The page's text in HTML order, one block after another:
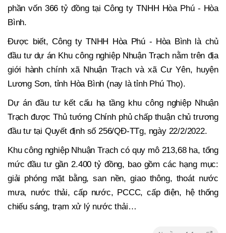
phần vốn 366 tỷ đồng tại Công ty TNHH Hòa Phú - Hòa
Bình.
Được biết, Công ty TNHH Hòa Phú - Hòa Bình là chủ
đầu tư dự án Khu công nghiệp Nhuận Trạch nằm trên địa
giới hành chính xã Nhuận Trạch và xã Cư Yên, huyện
Lương Sơn, tỉnh Hòa Bình (nay là tỉnh Phú Thọ).
Dự án đầu tư kết cấu hạ tầng khu công nghiệp Nhuận
Trạch được Thủ tướng Chính phủ chấp thuận chủ trương
đầu tư tại Quyết định số 256/QĐ-TTg, ngày 22/2/2022.
Khu công nghiệp Nhuận Trạch có quy mô 213,68 ha, tổng
mức đầu tư gần 2.400 tỷ đồng, bao gồm các hạng mục:
giải phóng mặt bằng, san nền, giao thông, thoát nước
mưa, nước thải, cấp nước, PCCC, cấp điện, hệ thống
chiếu sáng, trạm xử lý nước thải…